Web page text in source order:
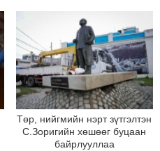
Төр, нийгмийн нэрт зүтгэлтэн
С.Зоригийн хөшөөг буцаан
байрлууллаа